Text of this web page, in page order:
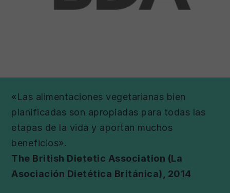
«Las alimentaciones vegetarianas bien
planificadas son apropiadas para todas las
etapas de la vida y aportan muchos
beneficios».
The British Dietetic Association (La
Asociación Dietética Británica), 2014